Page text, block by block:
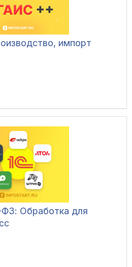
импорт
Обработка для